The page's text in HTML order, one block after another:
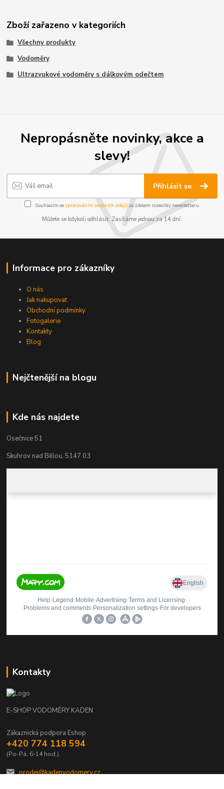
Zboží zařazeno v kategoriích
Všechny produkty
Vodoměry
Ultrazvukové vodoměry s dálkovým odečtem
Nepropásněte novinky, akce a
slevy!
Přihlásit se
Souhlasím se zpracováním osobních údajůza účelem rozesílky newsletteru.
Můžete se kdykoli odhlásit. Zasíláme jednou za 14 dní.
Informace pro zákazníky
O nás
Jak nakupovat
Obchodní podmínky
Fotogalerie
Kontakty
Blog
Nejčtenější na blogu
Kde nás najdete
Osečnice 51
Skuhrov nad Bělou, 5147 03
Kontakty
E-SHOP VODOMĚRY KADEN
Zákaznická podpora Eshop
+420 774 118 594
(Po-Pá, 6-14 hod.)
prodej@kadenvodomery.cz